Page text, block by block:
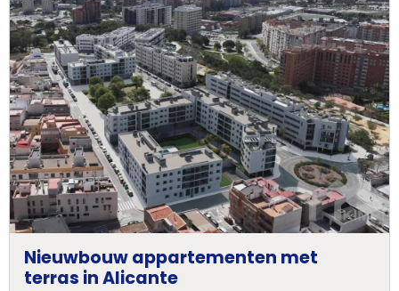
Alle
Panden
Over
ons
Ons
team
Ons
kantoor
Nieuwbouw appartementen met
terras in Alicante